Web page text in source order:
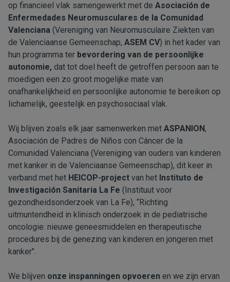
op financieel vlak samengewerkt met de Asociación de
Enfermedades Neuromusculares de la Comunidad
Valenciana (Vereniging van Neuromusculaire Ziekten van
de Valenciaanse Gemeenschap, ASEM CV) in het kader van
hun programma ter bevordering van de persoonlijke
autonomie, dat tot doel heeft de getroffen persoon aan te
moedigen een zo groot mogelijke mate van
onafhankelijkheid en persoonlijke autonomie te bereiken op
lichamelijk, geestelijk en psychosociaal vlak.
Wij blijven zoals elk jaar samenwerken met ASPANION,
Asociación de Padres de Niños con Cáncer de la
Comunidad Valenciana (Vereniging van ouders van kinderen
met kanker in de Valenciaanse Gemeenschap), dit keer in
verband met het HEICOP-project van het Instituto de
Investigación Sanitaria La Fe (Instituut voor
gezondheidsonderzoek van La Fe), “Richting
uitmuntendheid in klinisch onderzoek in de pediatrische
oncologie: nieuwe geneesmiddelen en therapeutische
procedures bij de genezing van kinderen en jongeren met
kanker".
We blijven onze inspanningen opvoeren en we zijn ervan